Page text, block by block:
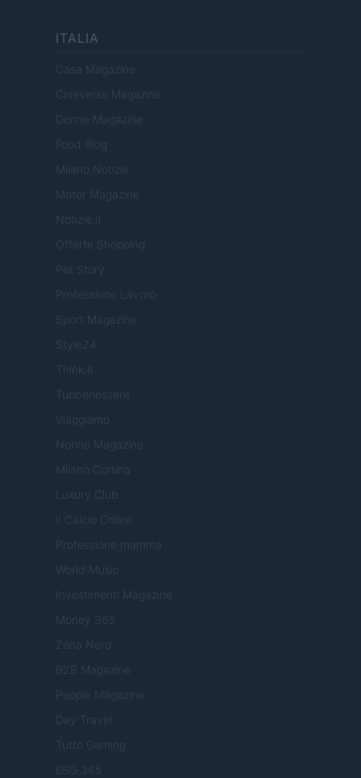
ITALIA
Casa Magazine
Cineverse Magazine
Donne Magazine
Food Blog
Milano Notizie
Motor Magazine
Notizie.it
Offerte Shopping
Pet Story
Professione Lavoro
Sport Magazine
Style24
Think.it
Tuobenessere
Viaggiamo
Nonne Magazine
Milano Cortina
Luxury Club
Il Calcio Online
Professione mamma
World Music
Investimenti Magazine
Money 365
Zona Nerd
B2B Magazine
People Magazine
Day Travel
Tutto Gaming
ESG 365